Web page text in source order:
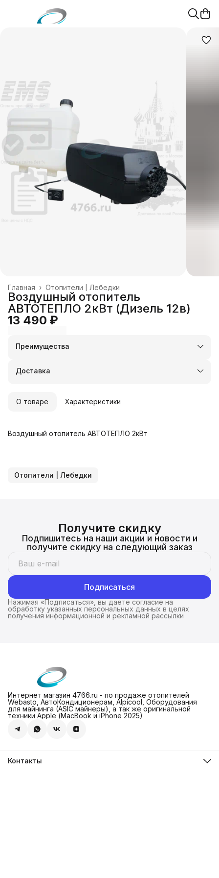
Отопители | Лебедки
Главная ›
Воздушный отопитель
АВТОТЕПЛО 2кВт (Дизель 12в)
13 490 ₽
Преимущества
Оплата частями в Сплит
Удобный возврат
Доставка
О товаре Характеристики
Воздушный отопитель АВТОТЕПЛО 2кВт
Отопители | Лебедки
Получите скидку
Подпишитесь на наши акции и новости и
получите скидку на следующий заказ
Подписаться
Нажимая «Подписаться», вы даете согласие на
обработку указанных персональных данных в целях
получения информационной и рекламной рассылки
Интернет магазин 4766.ru - по продаже отопителей
Webasto, АвтоКондиционерам, Alpicool, Оборудования
для майнинга (ASIC майнеры), а так же оригинальной
техники Apple (МасBook и iPhone 2025)
Контакты